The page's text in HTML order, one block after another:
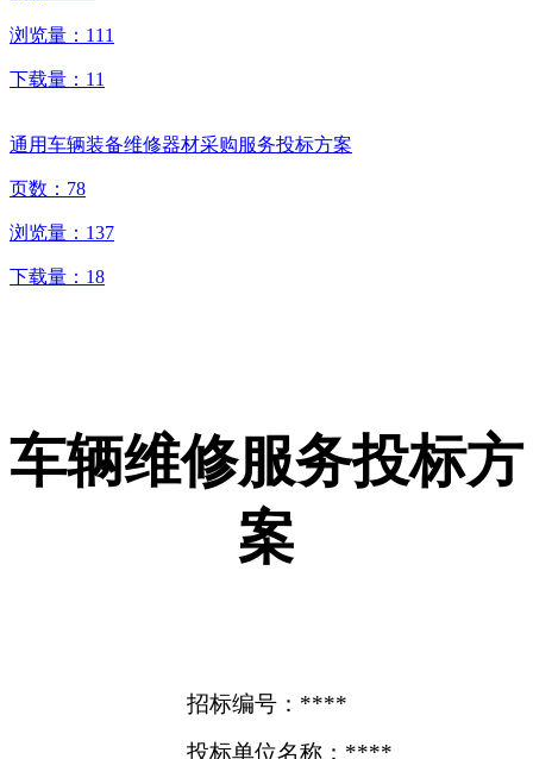
浏览量： 111
下载量： 11
通用车辆装备维修器材采购服务投标方案
页数： 78
浏览量： 137
下载量： 18
车辆维修服务投标方
案
招标编号：****
投标单位名称：****